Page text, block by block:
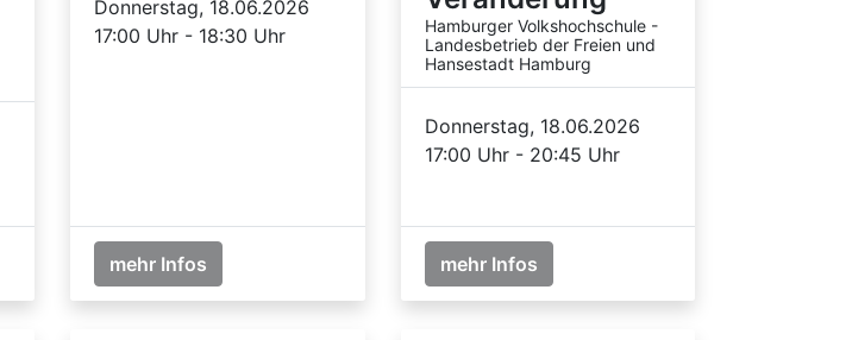
Donnerstag, 18.06.2026
17:00 Uhr - 18:30 Uhr
mehr Infos
Hamburger Volkshochschule -
Landesbetrieb der Freien und
Hansestadt Hamburg
Donnerstag, 18.06.2026
17:00 Uhr - 20:45 Uhr
mehr Infos